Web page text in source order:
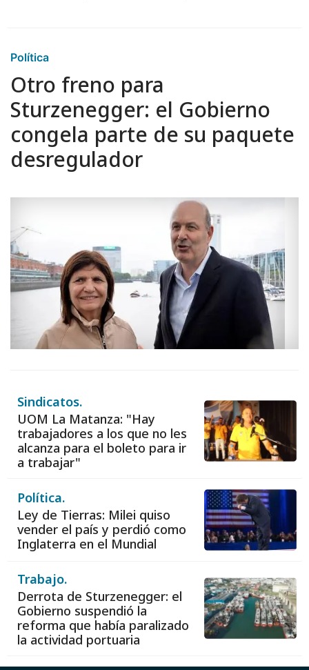
Política
Otro freno para
Sturzenegger: el Gobierno
congela parte de su paquete
desregulador
Sindicatos.
UOM La Matanza: "Hay
trabajadores a los que no les
alcanza para el boleto para ir
a trabajar"
Política.
Ley de Tierras: Milei quiso
vender el país y perdió como
Inglaterra en el Mundial
Trabajo.
Derrota de Sturzenegger: el
Gobierno suspendió la
reforma que había paralizado
la actividad portuaria